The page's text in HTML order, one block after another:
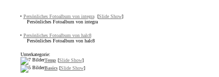
• Persönliches Fotoalbum von integra [Slide Show]
Persönliches Fotoalbum von integra
• Persönliches Fotoalbum von halc8
Persönliches Fotoalbum von halc8
Unterkategorie:
Temp [Slide Show]
Basics[Slide Show]